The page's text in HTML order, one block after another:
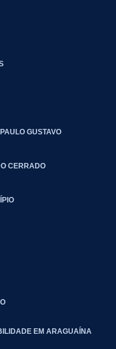
GUSTAVO
CERRADO
EM ARAGUAÍNA